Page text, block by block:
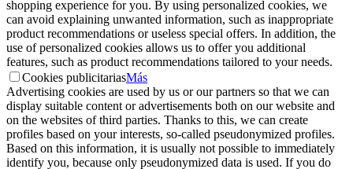
shopping experience for you. By using personalized cookies, we
can avoid explaining unwanted information, such as inappropriate
product recommendations or useless special offers. In addition, the
use of personalized cookies allows us to offer you additional
features, such as product recommendations tailored to your needs.
Cookies publicitariasMás
Advertising cookies are used by us or our partners so that we can
display suitable content or advertisements both on our website and
on the websites of third parties. Thanks to this, we can create
profiles based on your interests, so-called pseudonymized profiles.
Based on this information, it is usually not possible to immediately
identify you, because only pseudonymized data is used. If you do